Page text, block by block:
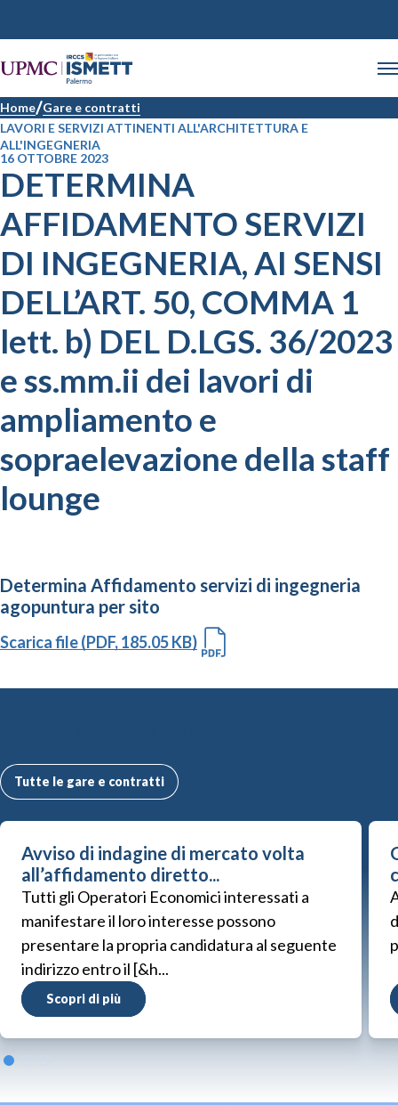
Home Gare e contratti
LAVORI E SERVIZI ATTINENTI ALL'ARCHITETTURA E
ALL'INGEGNERIA
16 OTTOBRE 2023
DETERMINA
AFFIDAMENTO SERVIZI
DI INGEGNERIA, AI SENSI
DELL’ART. 50, COMMA 1
lett. b) DEL D.LGS. 36/2023
e ss.mm.ii dei lavori di
ampliamento e
sopraelevazione della staff
lounge
Determina Affidamento servizi di ingegneria
agopuntura per sito
Scarica file (PDF, 185.05 KB)
Tutte le gare e contratti
Avviso di indagine di mercato volta
all’affidamento diretto...
Tutti gli Operatori Economici interessati a
manifestare il loro interesse possono
presentare la propria candidatura al seguente
indirizzo entro il [&h...
Scopri di più